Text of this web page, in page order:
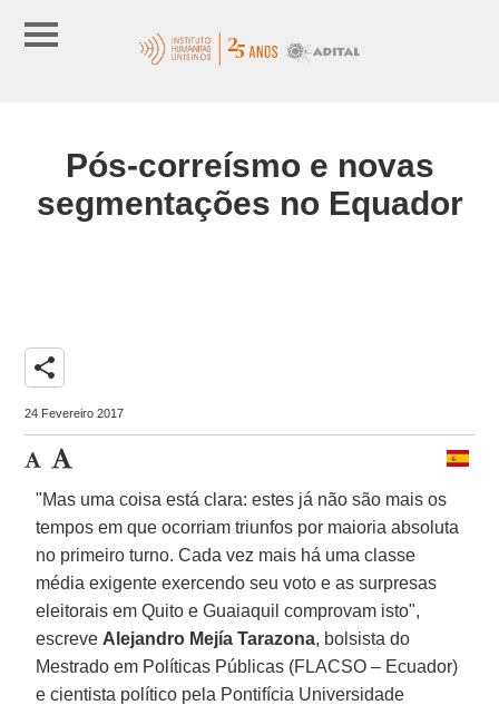
Pós-correísmo e novas
segmentações no Equador
share
24 Fevereiro 2017
"Mas uma coisa está clara: estes já não são mais os
tempos em que ocorriam triunfos por maioria absoluta
no primeiro turno. Cada vez mais há uma classe
média exigente exercendo seu voto e as surpresas
eleitorais em Quito e Guaiaquil comprovam isto",
escreve Alejandro Mejía Tarazona, bolsista do
Mestrado em Políticas Públicas (FLACSO – Ecuador)
e cientista político pela Pontifícia Universidade